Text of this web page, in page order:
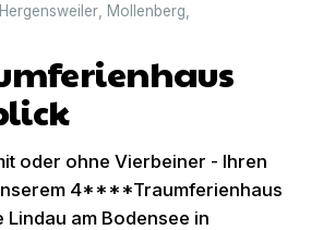
Hergensweiler Mollenberg
oder ohne Vierbeiner - Ihren
4****Traumferienhaus
am Bodensee in